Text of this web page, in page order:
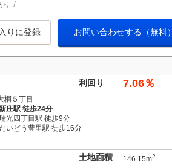
り
りに登録 お問い合わせする（無料）
利回り 7.06％
桐５丁目
庄駅 徒歩24分
光四丁目駅 徒歩9分
いどう豊里駅 徒歩16分
土地面積 146.15m2